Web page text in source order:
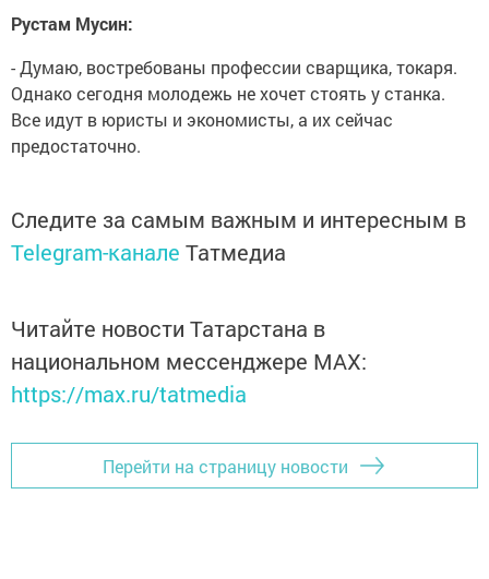
Рустам Мусин:
- Думаю, востребованы профессии сварщика, токаря.
Однако сегодня молодежь не хочет стоять у станка.
Все идут в юристы и экономисты, а их сейчас
предостаточно.
Следите за самым важным и интересным в
Telegram-канале Татмедиа
Читайте новости Татарстана в
национальном мессенджере MАХ:
https://max.ru/tatmedia
Перейти на страницу новости